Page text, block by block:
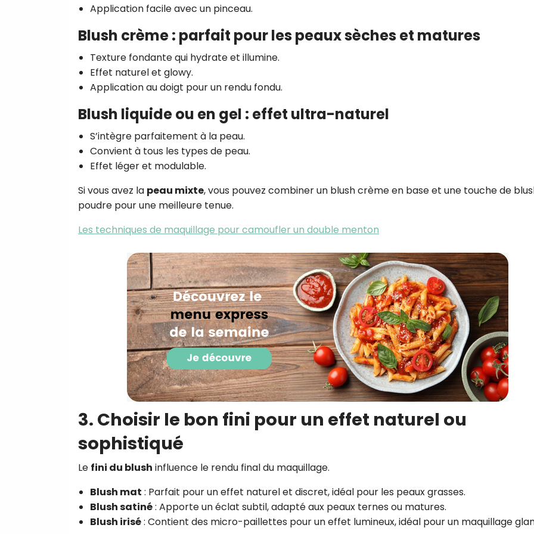
Application facile avec un pinceau.
Blush crème : parfait pour les peaux sèches et matures
Texture fondante qui hydrate et illumine.
Effet naturel et glowy.
Application au doigt pour un rendu fondu.
Blush liquide ou en gel : effet ultra-naturel
S’intègre parfaitement à la peau.
Convient à tous les types de peau.
Effet léger et modulable.
Si vous avez la peau mixte, vous pouvez combiner un blush crème en base et une touche de
poudre pour une meilleure tenue.
Les techniques de maquillage pour camoufler un double menton
3. Choisir le bon fini pour un effet naturel ou
sophistiqué
Le fini du blush influence le rendu final du maquillage.
Blush mat : Parfait pour un effet naturel et discret, idéal pour les peaux grasses.
Blush satiné: Apporte un éclat subtil, adapté aux peaux ternes ou matures.
Blush irisé: Contient des micro-paillettes pour un effet lumineux, idéal pour un maquillage